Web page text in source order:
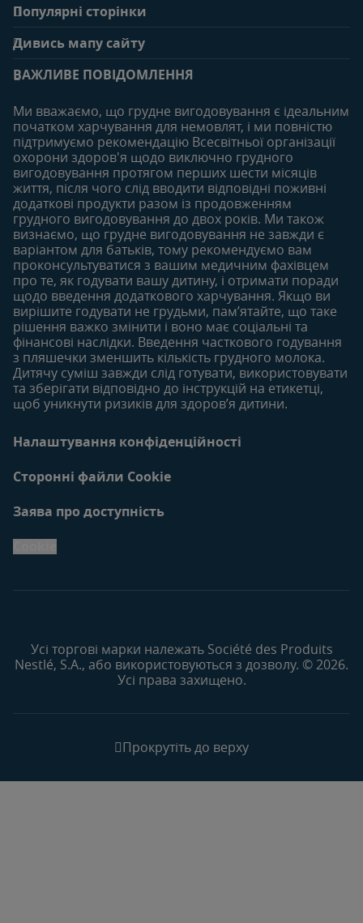
Популярні сторінки
Поширені запитання
Особистий кабінет
Придбати
Наші бренди
Безкоштовні тестування
Дивись мапу сайту
Статті
Статті
6-12 місяців
Статті
Продукти
12-18 місяців
Статті
Продукти
18-24 місяців
Статті
Продукти
ВАЖЛИВЕ ПОВІДОМЛЕННЯ
Ми вважаємо, що грудне вигодовування є ідеальним
початком харчування для немовлят, і ми повністю
підтримуємо рекомендацію Всесвітньої організації
охорони здоров'я щодо виключно грудного
вигодовування протягом перших шести місяців
життя, після чого слід вводити відповідні поживні
додаткові продукти разом із продовженням
грудного вигодовування до двох років. Ми також
визнаємо, що грудне вигодовування не завжди є
варіантом для батьків, тому рекомендуємо вам
проконсультуватися з вашим медичним фахівцем
про те, як годувати вашу дитину, і отримати поради
щодо введення додаткового харчування. Якщо ви
вирішите годувати не грудьми, пам’ятайте, що таке
рішення важко змінити і воно має соціальні та
фінансові наслідки. Введення часткового годування
з пляшечки зменшить кількість грудного молока.
Дитячу суміш завжди слід готувати, використовувати
та зберігати відповідно до інструкцій на етикетці,
щоб уникнути ризиків для здоров’я дитини.
Налаштування конфіденційності
Сторонні файли Cookie
Заява про доступність
Усі торгові марки належать Société des Produits
Nestlé, S.A., або використовуються з дозволу. © 2026.
Усі права захищено.
Прокрутіть до верху